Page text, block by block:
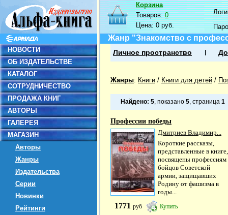
НОВОСТИ
ОБ ИЗДАТЕЛЬСТВЕ
КАТАЛОГ
СОТРУДНИЧЕСТВО
ПРОДАЖА КНИГ
АВТОРЫ
ГАЛЕРЕЯ
МАГАЗИН
Авторы
Жанры
Издательства
Серии
Новинки
Рейтинги
Корзина
Товаров:0
Цена:0 руб.
Жанр "Знакомство с
Личное пространство
Жанры: Книги / Книги для детей /
Найдено: 5, показано 5, страница 1
Профессии победы
Дмитриев Владимир...
Короткие рассказы,
представленные в книге,
посвящены профессиям
бойцов Советской
армии, защищавших
Родину от фашизма в
годы...
1771 руб Купить